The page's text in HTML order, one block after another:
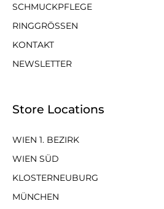
SCHMUCKPFLEGE
RINGGRÖSSEN
KONTAKT
NEWSLETTER
Store Locations
WIEN 1. BEZIRK
WIEN SÜD
KLOSTERNEUBURG
MÜNCHEN